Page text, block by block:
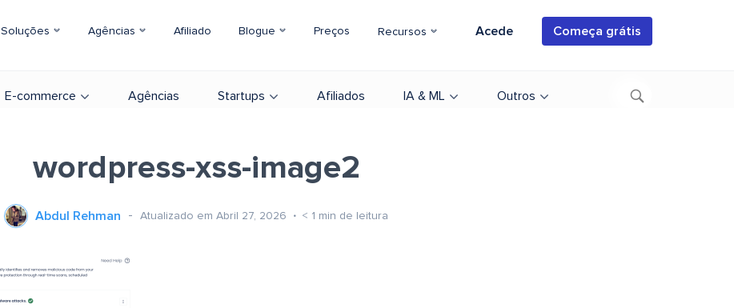
Soluções Agências Afiliado Blogue Preços Recursos Acede Começa grátis
E-commerce Agências Startups Afiliados IA & ML Outros
wordpress-xss-image2
Abdul Rehman Atualizado em Abril 27, 2026 < 1 min de leitura